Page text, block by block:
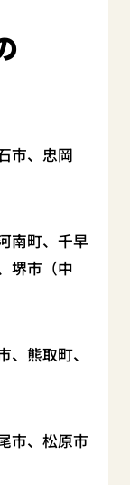
市、忠岡
南町、千早
堺市（中
熊取町、
市、松原市